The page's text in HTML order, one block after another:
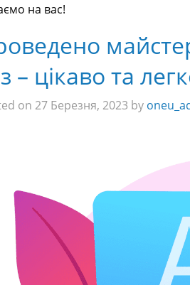
на вас!
– цікаво та
on 27 Березня, 2023 by